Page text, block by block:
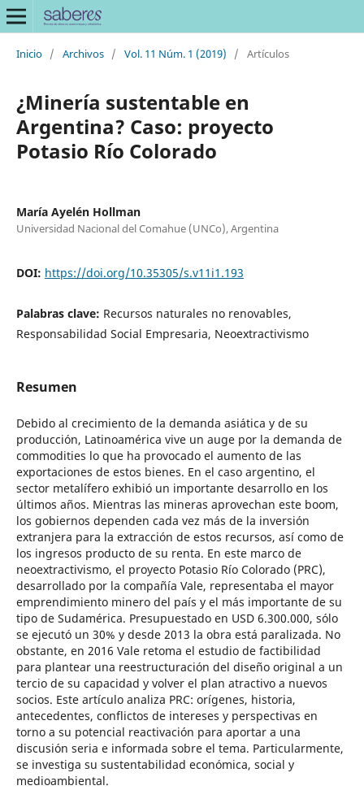
Inicio / Archivos / Vol. 11 Núm. 1 (2019) / Artículos
¿Minería sustentable en
Argentina? Caso: proyecto
Potasio Río Colorado
María Ayelén Hollman
Universidad Nacional del Comahue (UNCo), Argentina
DOI: https://doi.org/10.35305/s.v11i1.193
Palabras clave: Recursos naturales no renovables,
Responsabilidad Social Empresaria, Neoextractivismo
Resumen
Debido al crecimiento de la demanda asiática y de su
producción, Latinoamérica vive un auge por la demanda de
commodities lo que ha provocado el aumento de las
exportaciones de estos bienes. En el caso argentino, el
sector metalífero exhibió un importante desarrollo en los
últimos años. Mientras las mineras aprovechan este boom,
los gobiernos dependen cada vez más de la inversión
extranjera para la extracción de estos recursos, así como de
los ingresos producto de su renta. En este marco de
neoextractivismo, el proyecto Potasio Río Colorado (PRC),
desarrollado por la compañía Vale, representaba el mayor
emprendimiento minero del país y el más importante de su
tipo de Sudamérica. Presupuestado en USD 6.300.000, sólo
se ejecutó un 30% y desde 2013 la obra está paralizada. No
obstante, en 2016 Vale retoma el estudio de factibilidad
para plantear una reestructuración del diseño original a un
tercio de su capacidad y volver el plan atractivo a nuevos
socios. Este artículo analiza PRC: orígenes, historia,
antecedentes, conflictos de intereses y perspectivas en
torno a su potencial reactivación para aportar a una
discusión seria e informada sobre el tema. Particularmente,
se investiga su sustentabilidad económica, social y
medioambiental.